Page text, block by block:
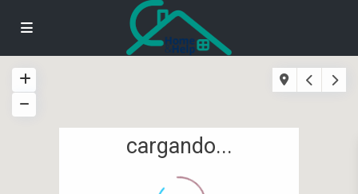
cargando...